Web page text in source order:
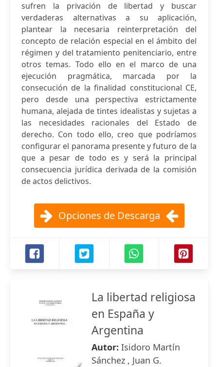
sufren la privación de libertad y buscar
verdaderas alternativas a su aplicación,
plantear la necesaria reinterpretación del
concepto de relación especial en el ámbito del
régimen y del tratamiento penitenciario, entre
otros temas. Todo ello en el marco de una
ejecución pragmática, marcada por la
consecución de la finalidad constitucional CE,
pero desde una perspectiva estrictamente
humana, alejada de tintes idealistas y sujetas a
las necesidades racionales del Estado de
derecho. Con todo ello, creo que podríamos
configurar el panorama presente y futuro de la
que a pesar de todo es y será la principal
consecuencia jurídica derivada de la comisión
de actos delictivos.
Opciones de Descarga
La libertad religiosa
en España y
Argentina
Autor: Isidoro Martín
Sánchez , Juan G.